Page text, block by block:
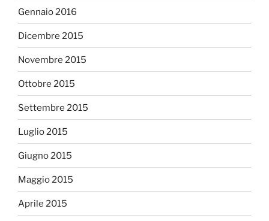
Gennaio 2016
Dicembre 2015
Novembre 2015
Ottobre 2015
Settembre 2015
Luglio 2015
Giugno 2015
Maggio 2015
Aprile 2015